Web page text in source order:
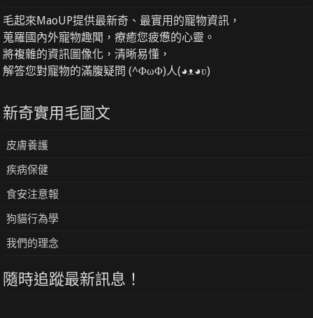
毛起來MaoUP提供最新奇、最實用的寵物資訊，
蒐羅國內外寵物趣聞，療癒您疲憊的心靈。
將複雜的資訊圖像化，清晰易懂，
解答您對寵物的滿腹疑問 (^ΦωΦ)人(◕ᴥ◕ʋ)
新奇實用毛圖文
皮膚養護
疾病保健
食安注意報
狗貓行為學
我們的理念
隨時追蹤最新訊息！